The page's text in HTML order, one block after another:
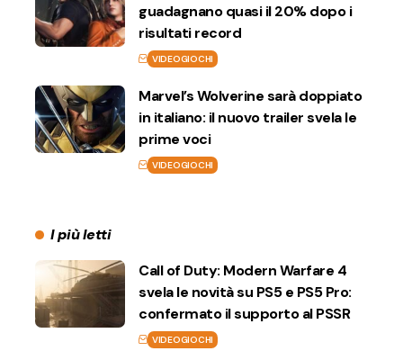
guadagnano quasi il 20% dopo i
risultati record
VIDEOGIOCHI
Marvel’s Wolverine sarà doppiato
in italiano: il nuovo trailer svela le
prime voci
VIDEOGIOCHI
I più letti
Call of Duty: Modern Warfare 4
svela le novità su PS5 e PS5 Pro:
confermato il supporto al PSSR
VIDEOGIOCHI